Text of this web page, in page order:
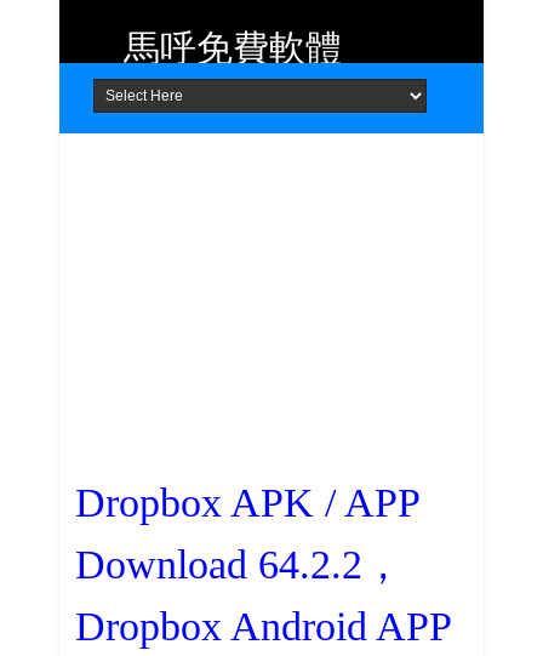
Home About Contact
馬呼免費軟體
提供 Android、iOS 好用的手機應用
程式及 Windows 免費軟體
Dropbox APK / APP
Download 64.2.2，
Dropbox Android APP